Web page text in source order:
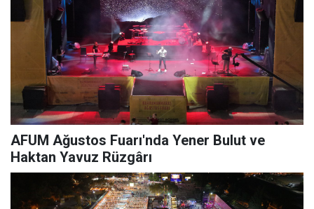
AFUM Ağustos Fuarı'nda Yener Bulut ve
Haktan Yavuz Rüzgârı